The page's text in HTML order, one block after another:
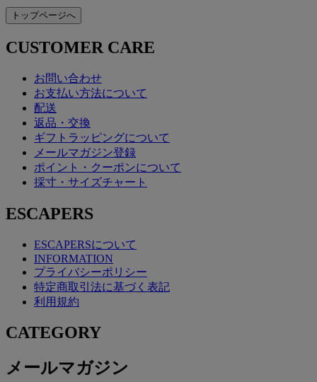
CUSTOMER CARE
お問い合わせ
お支払い方法について
配送
返品・交換
ギフトラッピングについて
メールマガジン登録
ポイント・クーポンについて
採寸・サイズチャート
ESCAPERS
ESCAPERSについて
INFORMATION
プライバシーポリシー
特定商取引法に基づく表記
利用規約
CATEGORY
メールマガジン